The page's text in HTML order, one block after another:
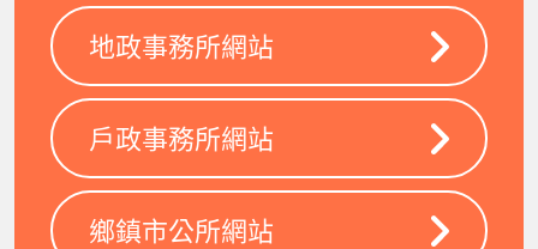
地政事務所網站
戶政事務所網站
鄉鎮市公所網站